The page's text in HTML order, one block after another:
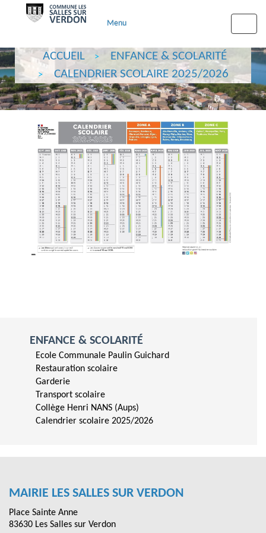
Menu
ACCUEIL
ENFANCE & SCOLARITÉ
CALENDRIER SCOLAIRE 2025/2026
ENFANCE & SCOLARITÉ
Ecole Communale Paulin Guichard
Restauration scolaire
Garderie
Transport scolaire
Collège Henri NANS (Aups)
Calendrier scolaire 2025/2026
MAIRIE LES SALLES SUR VERDON
Place Sainte Anne
83630 Les Salles sur Verdon